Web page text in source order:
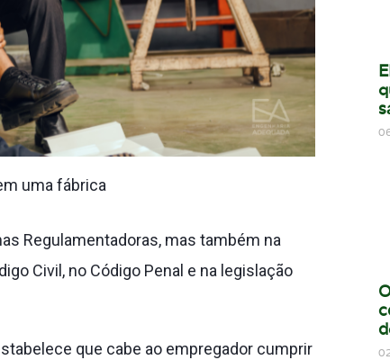
uma fábrica
Regulamentadoras, mas também na
Civil, no Código Penal e na legislação
que cabe ao empregador cumprir